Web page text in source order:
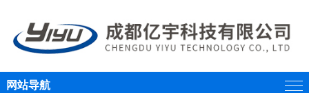
网站导航